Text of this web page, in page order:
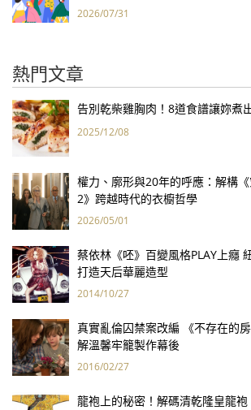
2026/07/31
熱門文章
告別乾柴雞胸肉！8道食譜讓妳煮
2025/12/08
權力、廓形與20年的呼應：解構
2》跨越時代的衣櫥哲學
2026/05/01
蔡依林《呸》百變風格PLAY上癮
打造天后華麗造型
2014/10/27
真實亂倫囚禁案改編 《不存在的
解溫馨牢籠製作幕後
2016/02/27
龍袍上的秘密！解碼清乾隆皇龍袍